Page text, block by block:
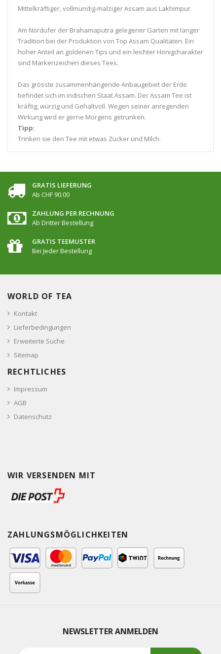
Mittelkräftiger, vollmundig-malziger Assam aus Lakhimpur
Am Nordufer der Brahamaputra gelegener Garten mit langer
Tradition bei der Produktion von Top Assam Qualitäten. Ein
hoher Anteil an goldenen Tips und ein leichter Honigcharakter
sind Markenzeichen dieses Tees.
Das grösste zusammenhängende Anbaugebiet der Erde
befindet sich im indischen Staat Assam. Der Assam Tee ist
kräftig, würzig und Gehaltvoll. Wegen seiner anregenden
Wirkung wird er gerne Morgens getrunken.
Tipp:
Trinken sie den Tee mit etwas Zucker und Milch.
GRATIS LIEFERUNG
Ab CHF 90.00
ZAHLUNG PER RECHNUNG
Ab Dritter Bestellung
GRATIS TEEMUSTER
Bei Jeder Bestellung
WORLD OF TEA
Kontakt
Lieferbedingungen
Erweiterte Suche
Sitemap
RECHTLICHES
Impressum
AGB
Datenschutz
WIR VERSENDEN MIT
ZAHLUNGSMÖGLICHKEITEN
NEWSLETTER ANMELDEN